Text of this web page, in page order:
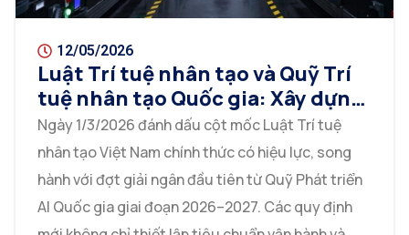
12/05/2026
Luật Trí tuệ nhân tạo và Quỹ Trí
tuệ nhân tạo Quốc gia: Xây dựng
hành lang pháp lý cho kỷ nguyên
số tại Việt Nam
Ngày 1/3/2026 đánh dấu cột mốc Luật Trí tuệ
nhân tạo Việt Nam chính thức có hiệu lực, song
hành với đợt giải ngân đầu tiên từ Quỹ Phát triển
AI Quốc gia giai đoạn 2026–2027. Các quy định